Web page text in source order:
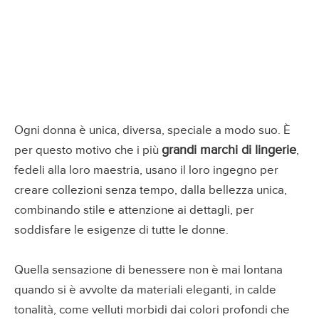
Ogni donna è unica, diversa, speciale a modo suo. È
per questo motivo che i più grandi marchi di lingerie,
fedeli alla loro maestria, usano il loro ingegno per
creare collezioni senza tempo, dalla bellezza unica,
combinando stile e attenzione ai dettagli, per
soddisfare le esigenze di tutte le donne.
Quella sensazione di benessere non è mai lontana
quando si è avvolte da materiali eleganti, in calde
tonalità, come velluti morbidi dai colori profondi che